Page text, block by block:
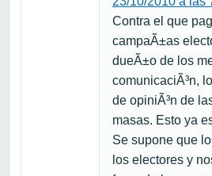
Contra el que
campaÃ±as
dueÃ±o de los
comunicaciÃ³n,
de opiniÃ³n de
masas. Esto ya
Se supone que
los electores y